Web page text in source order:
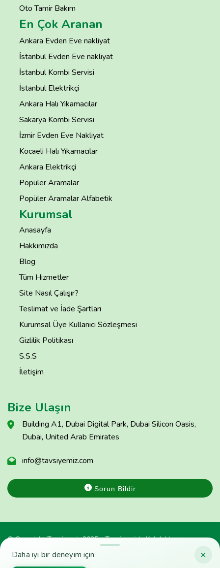
×
Daha iyi bir deneyim için
Oto Tamir Bakım
En Çok Aranan
Ankara Evden Eve nakliyat
İstanbul Evden Eve nakliyat
İstanbul Kombi Servisi
İstanbul Elektrikçi
Ankara Halı Yıkamacılar
Sakarya Kombi Servisi
İzmir Evden Eve Nakliyat
Kocaeli Halı Yıkamacılar
Ankara Elektrikçi
Popüler Aramalar
Popüler Aramalar Alfabetik
Kurumsal
Anasayfa
Hakkımızda
Blog
Tüm Hizmetler
Site Nasıl Çalışır?
Teslimat ve İade Şartları
Kurumsal Üye Kullanıcı Sözleşmesi
Gizlilik Politikası
S.S.S
İletişim
Bize Ulaşın
Building A1, Dubai Digital Park, Dubai Silicon Oasis,
Dubai, United Arab Emirates
info@tavsiyemiz.com
Sorun Bildir
© Copyright Tavsiyemiz 2025 - Tavsiyemiz'e Kulak Ver